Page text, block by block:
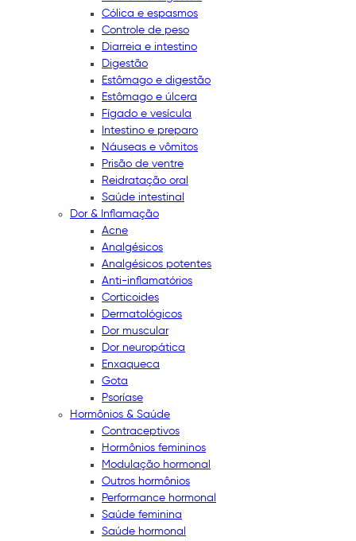
Cólica e espasmos
Controle de peso
Diarreia e intestino
Digestão
Estômago e digestão
Estômago e úlcera
Fígado e vesícula
Intestino e preparo
Náuseas e vômitos
Prisão de ventre
Reidratação oral
Saúde intestinal
Dor & Inflamação
Acne
Analgésicos
Analgésicos potentes
Anti-inflamatórios
Corticoides
Dermatológicos
Dor muscular
Dor neuropática
Enxaqueca
Gota
Psoríase
Hormônios & Saúde
Contraceptivos
Hormônios femininos
Modulação hormonal
Outros hormônios
Performance hormonal
Saúde feminina
Saúde hormonal